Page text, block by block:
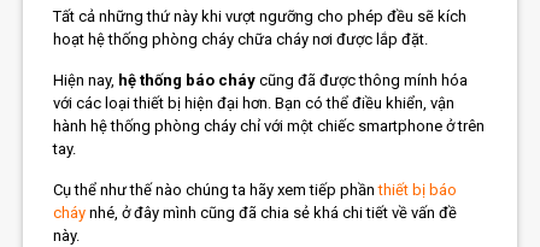
Tất cả những thứ này khi vượt ngưỡng cho phép đều sẽ kích
hoạt hệ thống phòng cháy chữa cháy nơi được lắp đặt.
Hiện nay, hệ thống báo cháy cũng đã được thông mính hóa
với các loại thiết bị hiện đại hơn. Bạn có thể điều khiển, vận
hành hệ thống phòng cháy chỉ với một chiếc smartphone ở trên
tay.
Cụ thể như thế nào chúng ta hãy xem tiếp phầnthiết bị báo
cháy nhé, ở đây mình cũng đã chia sẻ khá chi tiết về vấn đề
này.